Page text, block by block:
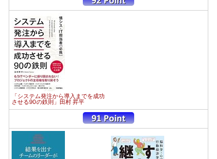
「システム発注から導入までを成功
させる90の鉄則」田村 昇平